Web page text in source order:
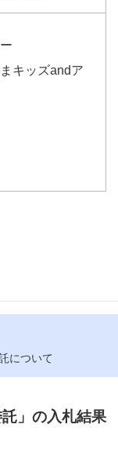
キッズandア
について
」の入札結果